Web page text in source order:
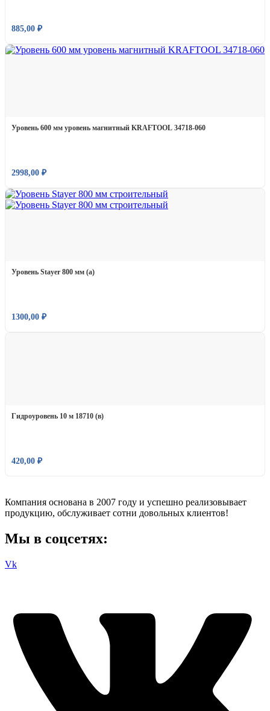
885,00 ₽
Уровень 600 мм уровень магнитный KRAFTOOL 34718-060
2998,00 ₽
Уровень Stayer 800 мм (а)
1300,00 ₽
Гидроуровень 10 м 18710 (в)
420,00 ₽
Компания основана в 2007 году и успешно реализовывает
продукцию, обслуживает сотни довольных клиентов!
Мы в соцсетях:
Vk